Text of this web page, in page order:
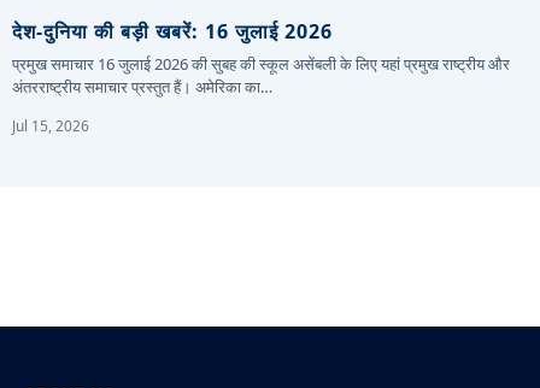
देश-दुनिया की बड़ी खबरें: 16 जुलाई 2026
प्रमुख समाचार 16 जुलाई 2026 की सुबह की स्कूल असेंबली के लिए यहां प्रमुख राष्ट्रीय और
अंतरराष्ट्रीय समाचार प्रस्तुत हैं। अमेरिका का…
Jul 15, 2026